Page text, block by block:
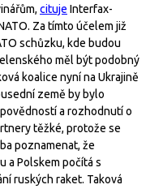
cituje Interfax-
Za tímto účelem již
schůzku, kde budou
měl být podobný
koalice nyní na Ukrajině
země by bylo
a rozhodnutí o
těžké, protože se
poznamenat, že
a Polskem počítá s
ruských raket. Taková